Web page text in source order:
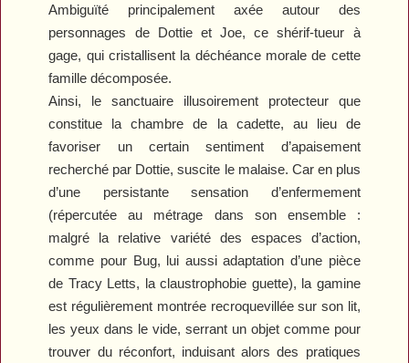
Ambiguïté principalement axée autour des
personnages de Dottie et Joe, ce shérif-tueur à
gage, qui cristallisent la déchéance morale de cette
famille décomposée.
Ainsi, le sanctuaire illusoirement protecteur que
constitue la chambre de la cadette, au lieu de
favoriser un certain sentiment d’apaisement
recherché par Dottie, suscite le malaise. Car en plus
d’une persistante sensation d’enfermement
(répercutée au métrage dans son ensemble :
malgré la relative variété des espaces d’action,
comme pour Bug, lui aussi adaptation d’une pièce
de Tracy Letts, la claustrophobie guette), la gamine
est régulièrement montrée recroquevillée sur son lit,
les yeux dans le vide, serrant un objet comme pour
trouver du réconfort, induisant alors des pratiques